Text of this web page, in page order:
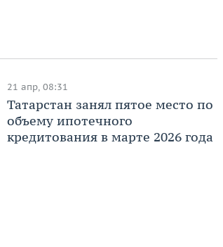
21 апр, 08:31
Татарстан занял пятое место по
объему ипотечного
кредитования в марте 2026 года